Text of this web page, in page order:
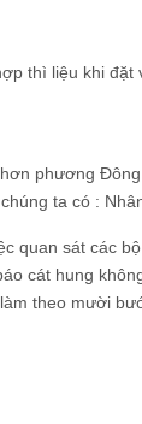
thì liệu khi đặt
phương
ta có :
quan sát các
cát hung
theo mười